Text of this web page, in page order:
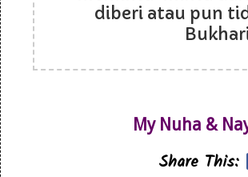
diberi atau pun
My Nuha &
Share This: